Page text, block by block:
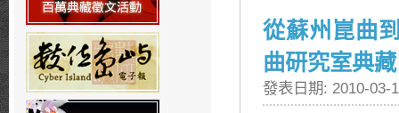
從蘇州崑曲
曲研究室典
發表日期: 2010-03-